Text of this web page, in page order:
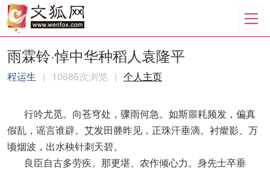
雨霖铃·悼中华种稻人袁隆平
程运生 | 10686次浏览 | 个人主页
行吟尤觅。向苍穹处，骤雨何急。如斯噩耗频发，偏真
假乱，谣言谁辟。艾发田塍昨见，正珠汗垂滴。衬癯影、万
顷烟波，出水秧针刺天碧。
良臣自古多劳疾。那更堪、农作倾心力。身先士卒垂